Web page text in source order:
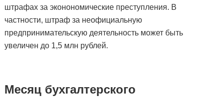
штрафах за эконономические преступления. В
частности, штраф за неофициальную
предпринимательскую деятельность может быть
увеличен до 1,5 млн рублей.
Месяц бухгалтерского